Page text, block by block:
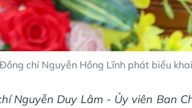
Đồng chí Nguyễn Hồng Lĩnh phát biểu
Nguyễn Duy Lâm - Ủy viên Ban